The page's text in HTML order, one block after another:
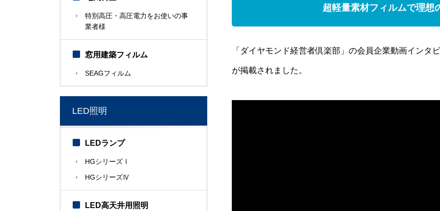
超軽量素材フィルムで理想
「ダイヤモンド経営者倶楽部」の会員企業動画イン
が掲載されました。
特別高圧・高圧電力をお使いの事
業者様
窓用建築フィルム
SEAGフィルム
LED照明
LEDランプ
HGシリーズⅠ
HGシリーズⅣ
LED高天井用照明